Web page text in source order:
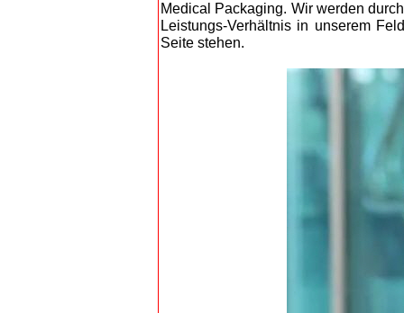
Medical Packaging. Wir werden
Leistungs-Verhältnis in unserem
Seite stehen.